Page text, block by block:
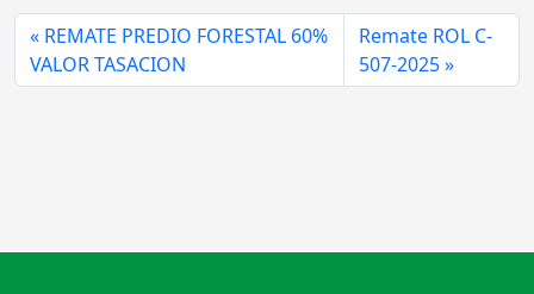
REMATE PREDIO FORESTAL 60%
VALOR TASACION
Remate ROL C-
507-2025